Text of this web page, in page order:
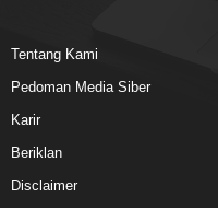
Tentang Kami
Pedoman Media Siber
Karir
Beriklan
Disclaimer